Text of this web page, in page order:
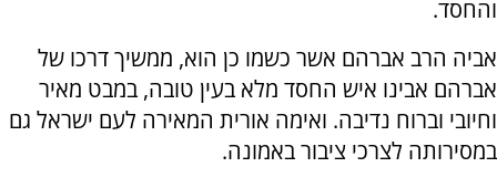
והחסד.
אביה הרב אברהם אשר כשמו כן הוא, ממשיך דרכו של
אברהם אבינו איש החסד מלא בעין טובה, במבט מאיר
וחיובי וברוח נדיבה. ואימה אורית המאירה לעם ישראל גם
במסירותה לצרכי ציבור באמונה.